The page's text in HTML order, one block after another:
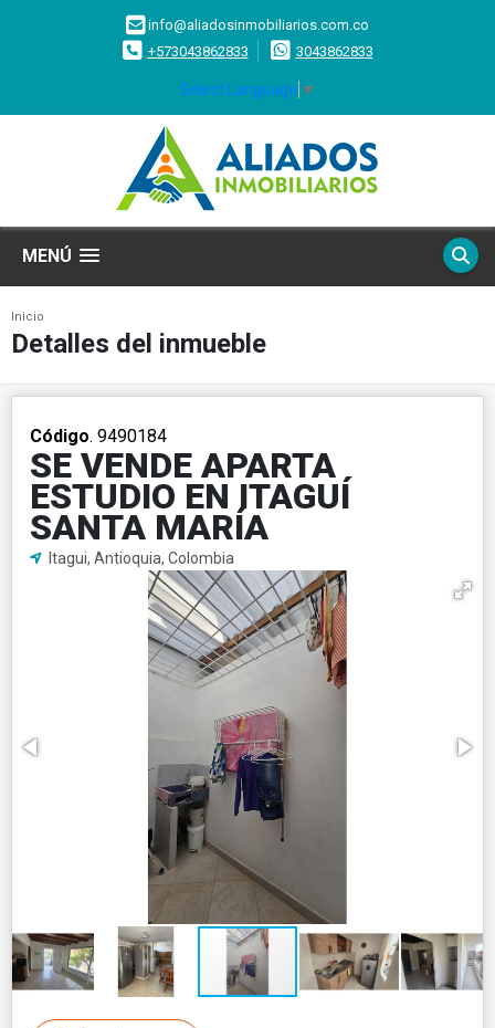
info@aliadosinmobiliarios.com.co
+573043862833
3043862833
Select Language ▼
MENÚ
Inicio
Detalles del inmueble
Código. 9490184
SE VENDE APARTA
ESTUDIO EN ITAGUÍ
SANTA MARÍA
Itagui, Antioquia, Colombia